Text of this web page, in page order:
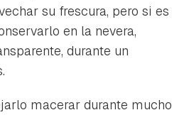
su frescura, pero si es
en la nevera,
durante un
macerar durante mucho